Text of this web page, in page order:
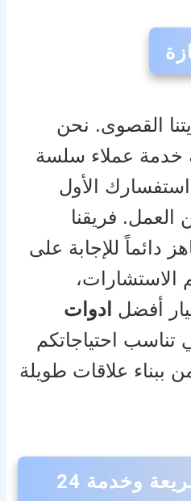
القصوى. نحن
خدمة عملاء سلسة
الأول
العمل. فريقنا
دائماً للإجابة على
الاستشارات،
أفضل ادوات
تناسب احتياجاتكم
ببناء علاقات طويلة
الاستجابة السريعة وخدمة 24